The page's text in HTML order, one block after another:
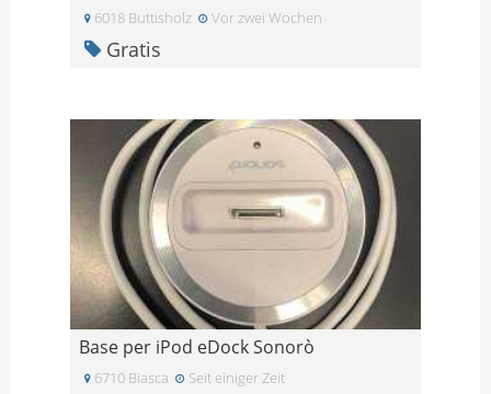
6018 Buttisholz Vor zwei Wochen
Gratis
Base per iPod eDock Sonorò
6710 Biasca Seit einiger Zeit